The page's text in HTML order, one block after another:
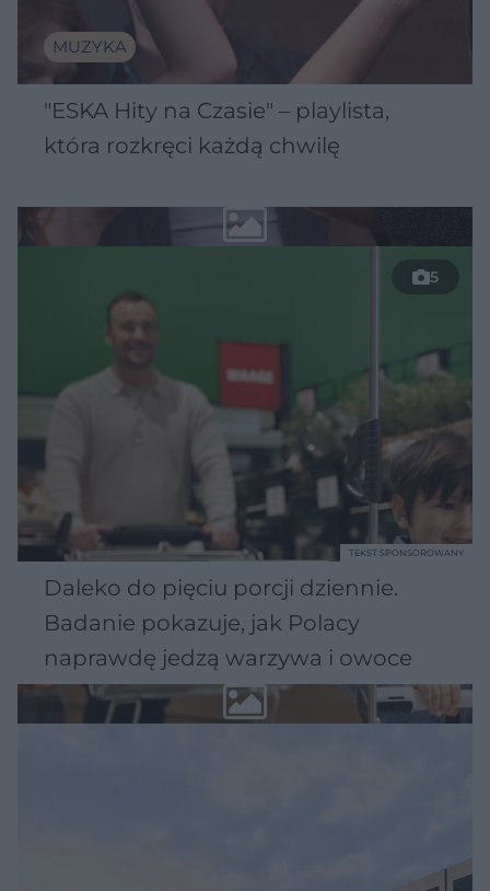
MUZYKA
"ESKA Hity na Czasie" – playlista,
która rozkręci każdą chwilę
5
Daleko do pięciu porcji dziennie.
Badanie pokazuje, jak Polacy
naprawdę jedzą warzywa i owoce
TEKST SPONSOROWANY